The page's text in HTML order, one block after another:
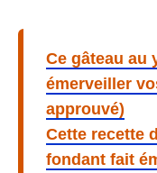
Ce gâteau au
émerveiller
approuvé)
Cette recette
fondant fait